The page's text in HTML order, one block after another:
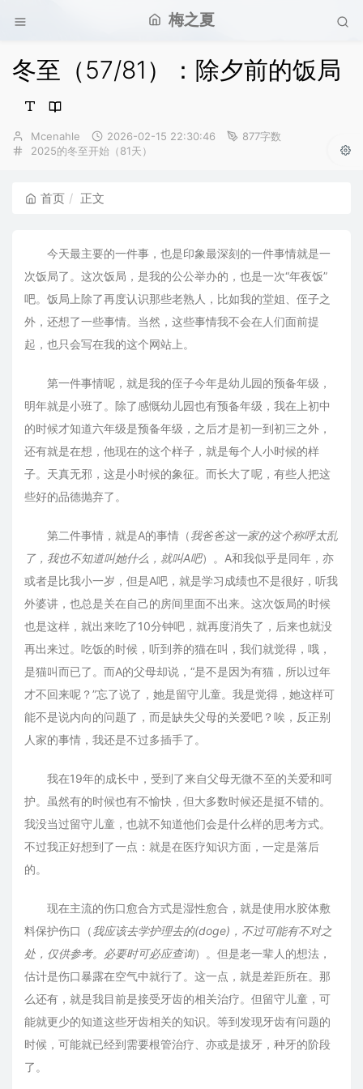
梅之夏
冬至（57/81）：除夕前的饭局
博
主：
Mcenahle
发
布
2026-02-15 22:30:46
877字数
分
2025的冬至开始（81天）
首页 正文
今天最主要的一件事，也是印象最深刻的一件事情就是一
次饭局了。这次饭局，是我的公公举办的，也是一次“年夜饭”
吧。饭局上除了再度认识那些老熟人，比如我的堂姐、侄子之
外，还想了一些事情。当然，这些事情我不会在人们面前提
起，也只会写在我的这个网站上。
第一件事情呢，就是我的侄子今年是幼儿园的预备年级，
明年就是小班了。除了感慨幼儿园也有预备年级，我在上初中
的时候才知道六年级是预备年级，之后才是初一到初三之外，
还有就是在想，他现在的这个样子，就是每个人小时候的样
子。天真无邪，这是小时候的象征。而长大了呢，有些人把这
些好的品德抛弃了。
第二件事情，就是A的事情（我爸爸这一家的这个称呼太乱
了，我也不知道叫她什么，就叫A吧）。A和我似乎是同年，亦
或者是比我小一岁，但是A吧，就是学习成绩也不是很好，听我
外婆讲，也总是关在自己的房间里面不出来。这次饭局的时候
也是这样，就出来吃了10分钟吧，就再度消失了，后来也就没
再出来过。吃饭的时候，听到养的猫在叫，我们就觉得，哦，
是猫叫而已了。而A的父母却说，“是不是因为有猫，所以过年
才不回来呢？”忘了说了，她是留守儿童。我是觉得，她这样可
能不是说内向的问题了，而是缺失父母的关爱吧？唉，反正别
人家的事情，我还是不过多插手了。
我在19年的成长中，受到了来自父母无微不至的关爱和呵
护。虽然有的时候也有不愉快，但大多数时候还是挺不错的。
我没当过留守儿童，也就不知道他们会是什么样的思考方式。
不过我正好想到了一点：就是在医疗知识方面，一定是落后
的。
现在主流的伤口愈合方式是湿性愈合，就是使用水胶体敷
料保护伤口（我应该去学护理去的(doge)，不过可能有不对之
处，仅供参考。必要时可必应查询）。但是老一辈人的想法，
估计是伤口暴露在空气中就行了。这一点，就是差距所在。那
么还有，就是我目前是接受牙齿的相关治疗。但留守儿童，可
能就更少的知道这些牙齿相关的知识。等到发现牙齿有问题的
时候，可能就已经到需要根管治疗、亦或是拔牙，种牙的阶段
了。